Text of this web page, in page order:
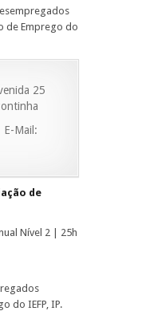
de Emprego do
25
Mail:
de
Nível 2 | 25h
do IEFP, IP.